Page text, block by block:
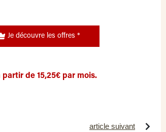
Je découvre les offres *
partir de 15,25€ par mois.
article suivant